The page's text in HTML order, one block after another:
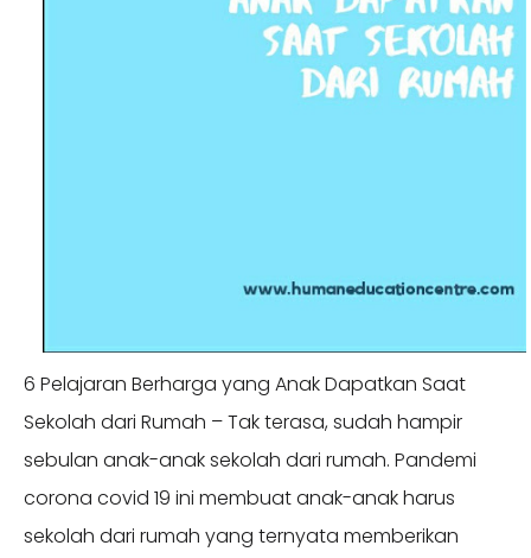
6 Pelajaran Berharga yang Anak Dapatkan Saat
Sekolah dari Rumah – Tak terasa, sudah hampir
sebulan anak-anak sekolah dari rumah. Pandemi
corona covid 19 ini membuat anak-anak harus
sekolah dari rumah yang ternyata memberikan